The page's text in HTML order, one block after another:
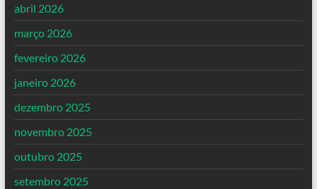
abril 2026
março 2026
fevereiro 2026
janeiro 2026
dezembro 2025
novembro 2025
outubro 2025
setembro 2025